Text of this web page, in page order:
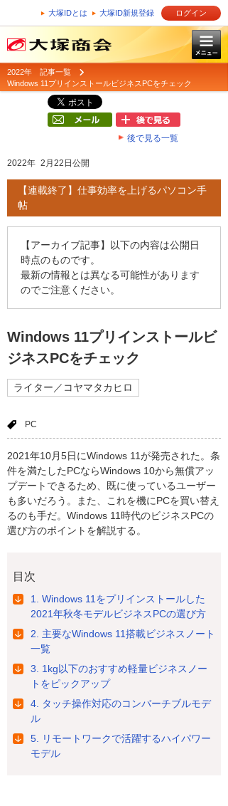
大塚IDとは 大塚ID新規登録 ログイン
2022年 記事一覧
Windows 11プリインストールビジネスPCをチェック
後で見る一覧
2022年 2月22日公開
【連載終了】仕事効率を上げるパソコン手
帖
【アーカイブ記事】以下の内容は公開日
時点のものです。
最新の情報とは異なる可能性があります
のでご注意ください。
Windows 11プリインストールビ
ジネスPCをチェック
ライター／コヤマタカヒロ
PC
2021年10月5日にWindows 11が発売された。条
件を満たしたPCならWindows 10から無償アッ
プデートできるため、既に使っているユーザー
も多いだろう。また、これを機にPCを買い替え
るのも手だ。Windows 11時代のビジネスPCの
選び方のポイントを解説する。
目次
1. Windows 11をプリインストールした
2021年秋冬モデルビジネスPCの選び方
2. 主要なWindows 11搭載ビジネスノート
一覧
3. 1kg以下のおすすめ軽量ビジネスノー
トをピックアップ
4. タッチ操作対応のコンバーチブルモデ
ル
5. リモートワークで活躍するハイパワー
モデル